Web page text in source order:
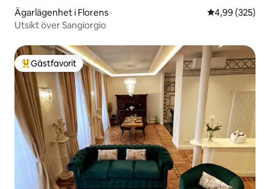
Ägarlägenhet i Florens 4,99 av 5 i
4,99 (325)
Utsikt över Sangiorgio
Populär gästfavorit
Gästfavorit